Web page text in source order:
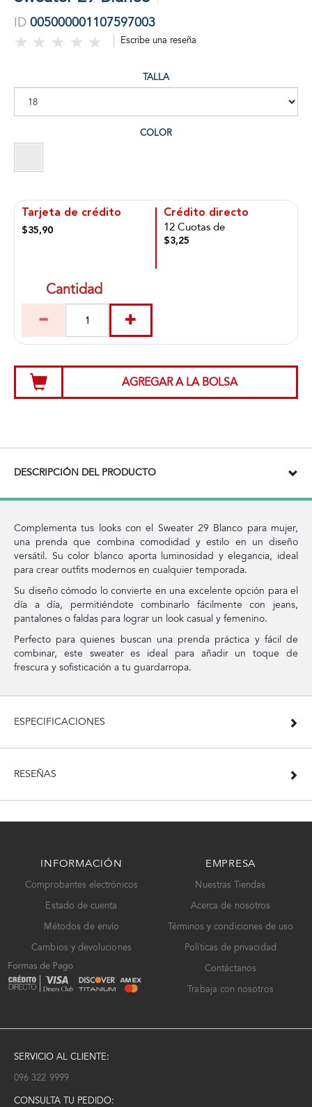
ID 005000001107597003
Escribe una reseña
TALLA
COLOR
Tarjeta de crédito
$35,90
Crédito directo
12 Cuotas de
$3,25
Cantidad
AGREGAR A LA BOLSA
DESCRIPCIÓN DEL PRODUCTO
Complementa tus looks con el Sweater 29 Blanco para mujer,
una prenda que combina comodidad y estilo en un diseño
versátil. Su color blanco aporta luminosidad y elegancia, ideal
para crear outfits modernos en cualquier temporada.
Su diseño cómodo lo convierte en una excelente opción para el
día a día, permitiéndote combinarlo fácilmente con jeans,
pantalones o faldas para lograr un look casual y femenino.
Perfecto para quienes buscan una prenda práctica y fácil de
combinar, este sweater es ideal para añadir un toque de
frescura y sofisticación a tu guardarropa.
ESPECIFICACIONES
RESEÑAS
INFORMACIÓN
Comprobantes electrónicos
Estado de cuenta
Métodos de envío
Cambios y devoluciones
EMPRESA
Nuestras Tiendas
Acerca de nosotros
Términos y condiciones de uso
Políticas de privacidad
Contáctanos
Trabaja con nosotros
SERVICIO AL CLIENTE:
096 322 9999
CONSULTA TU PEDIDO: